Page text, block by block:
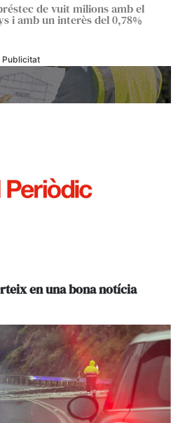
de vuit milions amb el
i amb un interès del 0,78%
Publicitat
en una bona notícia